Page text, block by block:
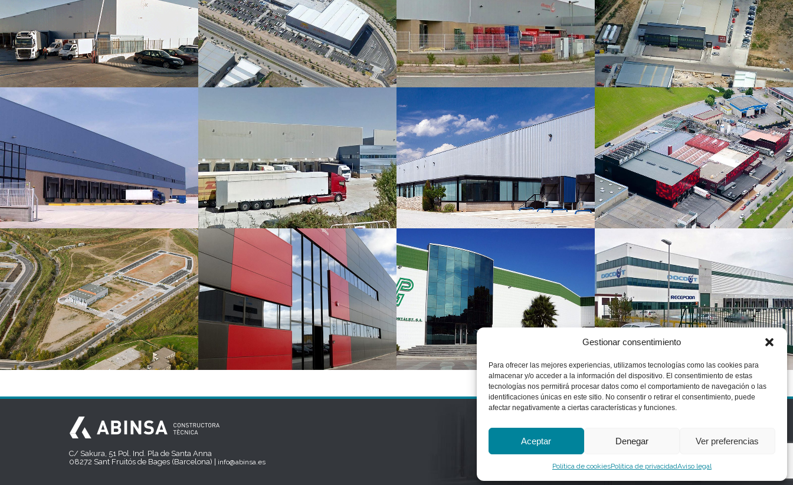
Gestionar consentimiento
Para ofrecer las mejores experiencias, utilizamos tecnologías como las cookies para
almacenar y/o acceder a la información del dispositivo. El consentimiento de estas
tecnologías nos permitirá procesar datos como el comportamiento de navegación o las
identificaciones únicas en este sitio. No consentir o retirar el consentimiento, puede
afectar negativamente a ciertas características y funciones.
Aceptar Denegar Ver preferencias
Política de cookiesPolítica de privacidadAviso legal
C/ Sakura, 51 Pol. Ind. Pla de Santa Anna
08272 Sant Fruitós de Bages (Barcelona) |
info@abinsa.es
© CONSTRUCTORA TÉCNICA ABINSA, SL.
Aviso Legal|Política de privacidad|Política de cookies